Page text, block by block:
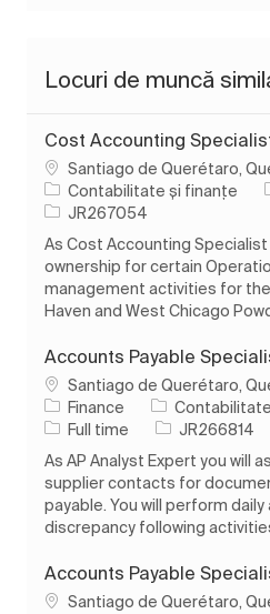
Locuri de muncă
Cost Accounting
LocSantiago de Querétaro,
Categorie
Contabilitate și finanțe
Job IdJR267054
As Cost Accounting Specialist
ownership for certain
management activities for
Haven and West Chicago
Accounts Payable
LocSantiago de Querétaro,
Finance
Categorie
Tipul postului
Full time Job IdJR266814
As AP Analyst Expert you will
supplier contacts for
payable. You will perform
discrepancy following
Accounts Payable
LocSantiago de Querétaro,